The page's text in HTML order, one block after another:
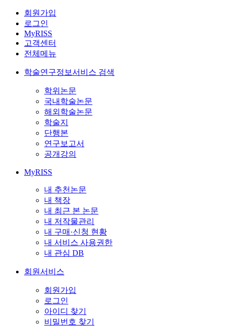
회원가입
로그인
MyRISS
고객센터
전체메뉴
학술연구정보서비스 검색
학위논문
국내학술논문
해외학술논문
학술지
단행본
연구보고서
공개강의
MyRISS
내 추천논문
내 책장
내 최근 본 논문
내 저작물관리
내 구매·신청 현황
내 서비스 사용권한
내 관심 DB
회원서비스
회원가입
로그인
아이디 찾기
비밀번호 찾기